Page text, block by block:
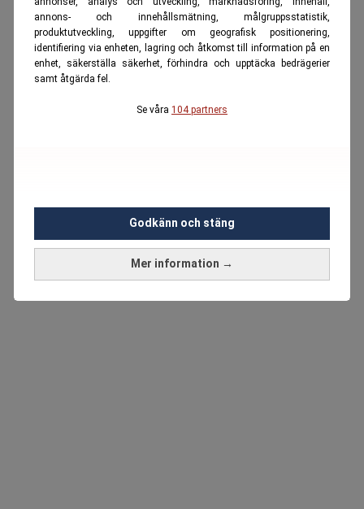
annons- och innehållsmätning, målgruppsstatistik,
produktutveckling, uppgifter om geografisk positionering,
identifiering via enheten, lagring och åtkomst till information på en
enhet, säkerställa säkerhet, förhindra och upptäcka bedrägerier
samt åtgärda fel.
Se våra 104 partners
Mer information →
Godkänn och stäng